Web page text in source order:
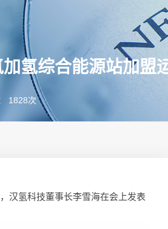
氢综合能源站加盟
1828次
汉氢科技董事长李雪海在会上发表